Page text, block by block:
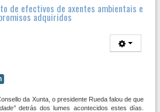
de efectivos de axentes ambientais e
adquiridos
da Xunta, o presidente Rueda falou de que
detrás dos lumes acontecidos estes días.